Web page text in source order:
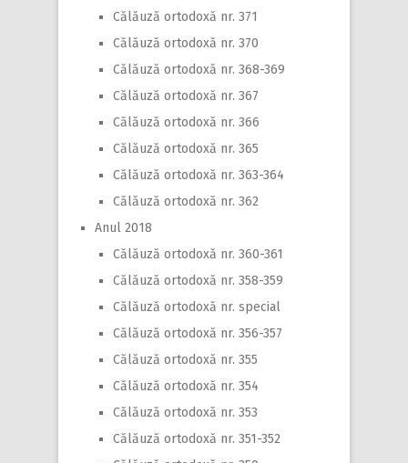
Călăuză ortodoxă nr. 371
Călăuză ortodoxă nr. 370
Călăuză ortodoxă nr. 368-369
Călăuză ortodoxă nr. 367
Călăuză ortodoxă nr. 366
Călăuză ortodoxă nr. 365
Călăuză ortodoxă nr. 363-364
Călăuză ortodoxă nr. 362
Anul 2018
Călăuză ortodoxă nr. 360-361
Călăuză ortodoxă nr. 358-359
Călăuză ortodoxă nr. special
Călăuză ortodoxă nr. 356-357
Călăuză ortodoxă nr. 355
Călăuză ortodoxă nr. 354
Călăuză ortodoxă nr. 353
Călăuză ortodoxă nr. 351-352